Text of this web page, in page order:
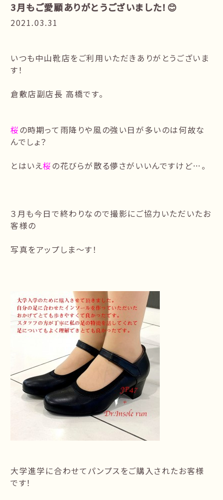
3月もご愛顧ありがとうございました！😊
2021.03.31
いつも中山靴店をご利用いただきありがとうございま
す！
倉敷店副店長 高橋です。
桜 の時期って雨降りや風の強い日が多いのは何故な
んでしょ？
とはいえ桜 の花びらが散る儚さがいいんですけど…。
３月も今日で終わりなので撮影にご協力いただいたお
客様の
写真をアップしま〜す！
大学進学に合わせてパンプスをご購入されたお客様
です！